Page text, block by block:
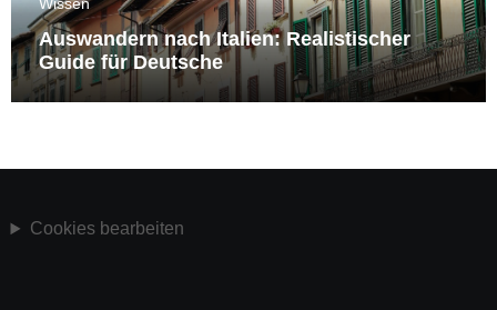
Auswandern nach Italien: Realistischer
Guide für Deutsche
Cookies bearbeiten